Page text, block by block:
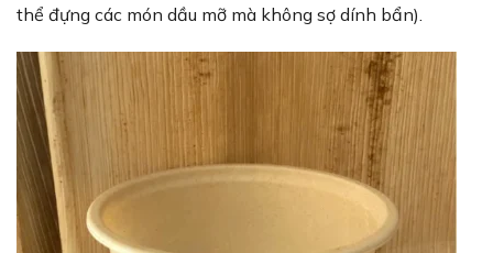
thể đựng các món dầu mỡ mà không sợ dính bẩn).